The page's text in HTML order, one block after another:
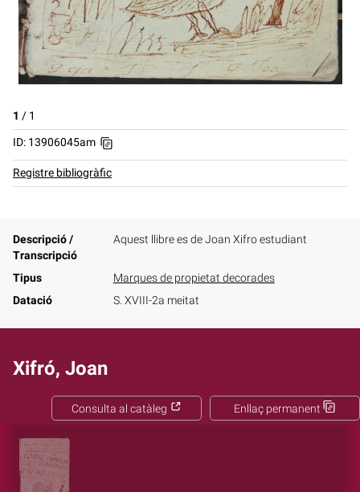
1 / 1
ID: 13906045am
Registre bibliogràfic
Descripció /
Transcripció
Aquest llibre es de Joan Xifro estudiant
Tipus
Marques de propietat decorades
Datació
S. XVIII-2a meitat
Xifró, Joan
Enllaç permanent
Consulta al catàleg